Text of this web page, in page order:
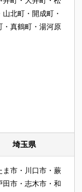
山北町・開成町・
・真鶴町・湯河原
埼玉県
ま市・川口市・蕨
田市・志木市・和